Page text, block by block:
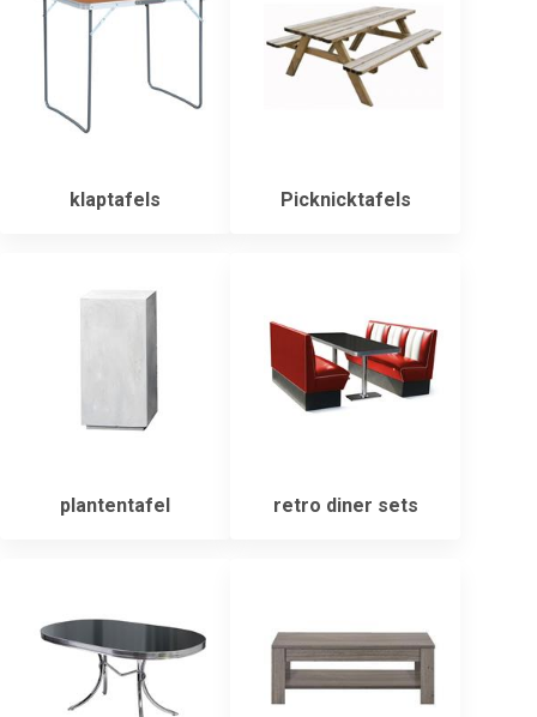
klaptafels Picknicktafels
plantentafel retro diner sets